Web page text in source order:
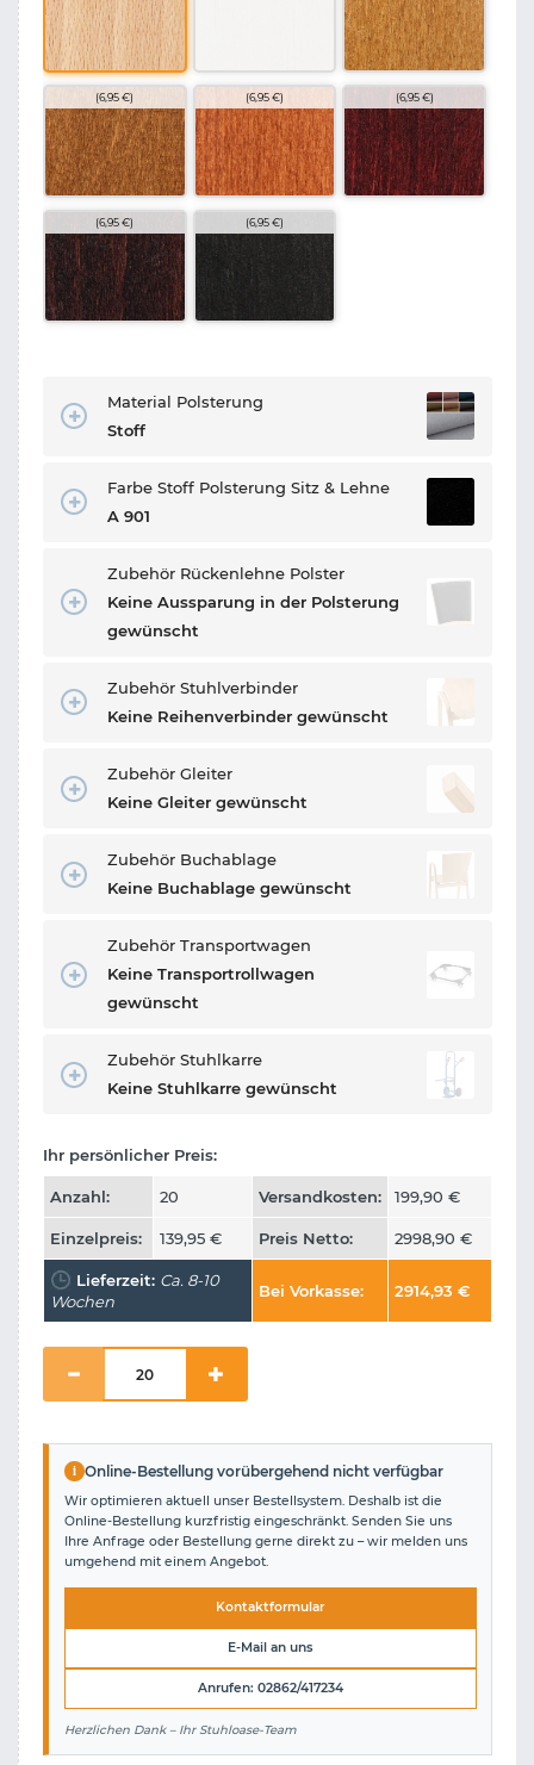
(6,95 €) (6,95 €) (6,95 €)
(6,95 €) (6,95 €)
Material Polsterung
Stoff
Farbe Stoff Polsterung Sitz & Lehne
A 901
Zubehör Rückenlehne Polster
Keine Aussparung in der Polsterung
gewünscht
Zubehör Stuhlverbinder
Keine Reihenverbinder gewünscht
Zubehör Gleiter
Keine Gleiter gewünscht
Zubehör Buchablage
Keine Buchablage gewünscht
Zubehör Transportwagen
Keine Transportrollwagen
gewünscht
Zubehör Stuhlkarre
Keine Stuhlkarre gewünscht
Ihr persönlicher Preis:
Anzahl: 20 Versandkosten: 199,90 €
Einzelpreis: 139,95 € Preis Netto: 2998,90 €
Lieferzeit: Ca. 8-10
Wochen
Bei Vorkasse: 2914,93 €
i Online-Bestellung vorübergehend nicht verfügbar
Wir optimieren aktuell unser Bestellsystem. Deshalb ist die
Online-Bestellung kurzfristig eingeschränkt. Senden Sie uns
Ihre Anfrage oder Bestellung gerne direkt zu – wir melden uns
umgehend mit einem Angebot.
Kontaktformular
E-Mail an uns
Anrufen: 02862/417234
Herzlichen Dank – Ihr Stuhloase-Team